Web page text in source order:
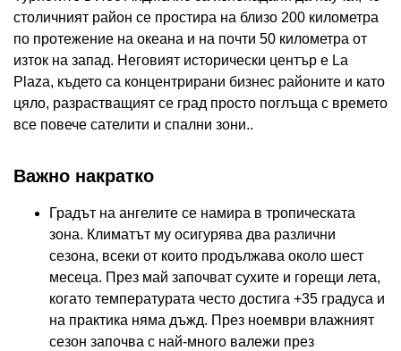
столичният район се простира на близо 200 километра
по протежение на океана и на почти 50 километра от
изток на запад. Неговият исторически център е La
Plaza, където са концентрирани бизнес районите и като
цяло, разрастващият се град просто поглъща с времето
все повече сателити и спални зони..
Важно накратко
Градът на ангелите се намира в тропическата
зона. Климатът му осигурява два различни
сезона, всеки от които продължава около шест
месеца. През май започват сухите и горещи лета,
когато температурата често достига +35 градуса и
на практика няма дъжд. През ноември влажният
сезон започва с най-много валежи през